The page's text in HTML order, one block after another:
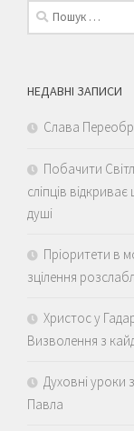
Пошук:
НЕДАВНІ ЗАПИСИ
Слава
Побачити
сліпців
душі
Пріоритети в
зцілення
Христос у
Визволення з
Духовні уроки
Павла